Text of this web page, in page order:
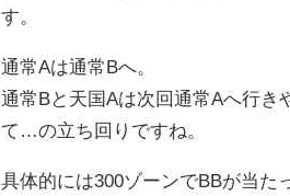
す。
通常Aは通常Bへ。
通常Bと天国Aは次回通常Aへ行き
て…の立ち回りですね。
具体的には300ゾーンでBBが当た